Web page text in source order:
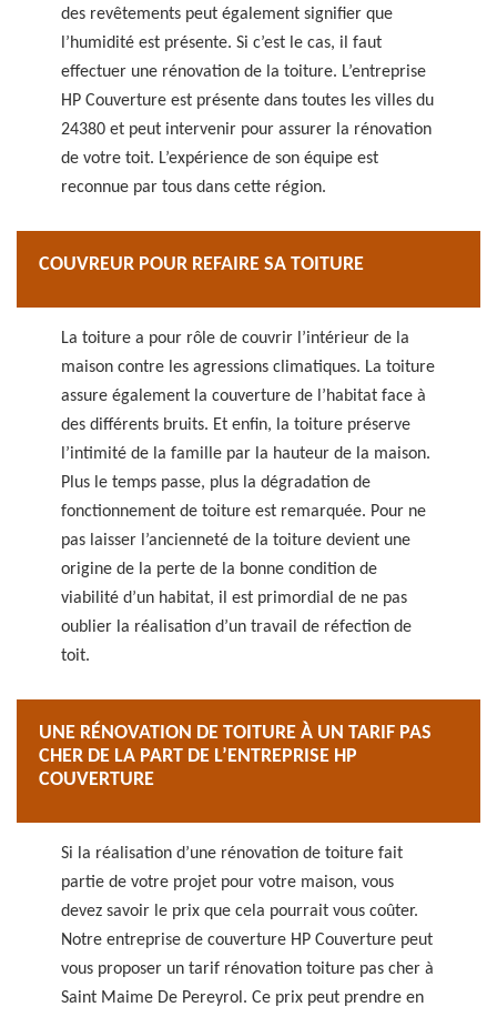
des revêtements peut également signifier que
l’humidité est présente. Si c’est le cas, il faut
effectuer une rénovation de la toiture. L’entreprise
HP Couverture est présente dans toutes les villes du
24380 et peut intervenir pour assurer la rénovation
de votre toit. L’expérience de son équipe est
reconnue par tous dans cette région.
COUVREUR POUR REFAIRE SA TOITURE
La toiture a pour rôle de couvrir l’intérieur de la
maison contre les agressions climatiques. La toiture
assure également la couverture de l’habitat face à
des différents bruits. Et enfin, la toiture préserve
l’intimité de la famille par la hauteur de la maison.
Plus le temps passe, plus la dégradation de
fonctionnement de toiture est remarquée. Pour ne
pas laisser l’ancienneté de la toiture devient une
origine de la perte de la bonne condition de
viabilité d’un habitat, il est primordial de ne pas
oublier la réalisation d’un travail de réfection de
toit.
UNE RÉNOVATION DE TOITURE À UN TARIF PAS
CHER DE LA PART DE L’ENTREPRISE HP
COUVERTURE
Si la réalisation d’une rénovation de toiture fait
partie de votre projet pour votre maison, vous
devez savoir le prix que cela pourrait vous coûter.
Notre entreprise de couverture HP Couverture peut
vous proposer un tarif rénovation toiture pas cher à
Saint Maime De Pereyrol. Ce prix peut prendre en